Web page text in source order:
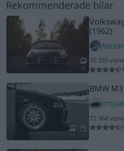
Rekommenderade bilar
15
(1962)
70 555
17 1
BMW M3
72 368